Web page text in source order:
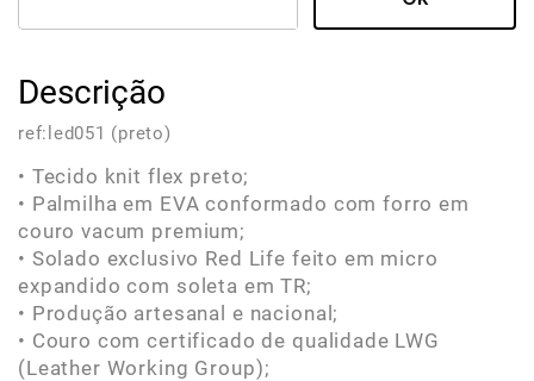
Descrição
ref: led051 (preto)
• Tecido knit flex preto;
• Palmilha em EVA conformado com forro em
couro vacum premium;
• Solado exclusivo Red Life feito em micro
expandido com soleta em TR;
• Produção artesanal e nacional;
• Couro com certificado de qualidade LWG
(Leather Working Group);